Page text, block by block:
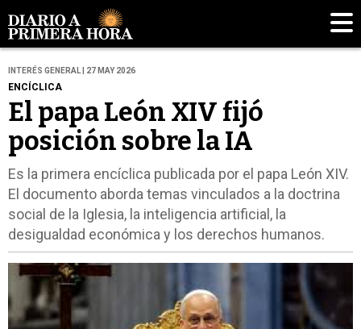
INTERÉS GENERAL | 27 MAY 2026
ENCÍCLICA
El papa León XIV fijó
posición sobre la IA
Es la primera encíclica publicada por el papa León XIV.
El documento aborda temas vinculados a la doctrina
social de la Iglesia, la inteligencia artificial, la
desigualdad económica y los derechos humanos.